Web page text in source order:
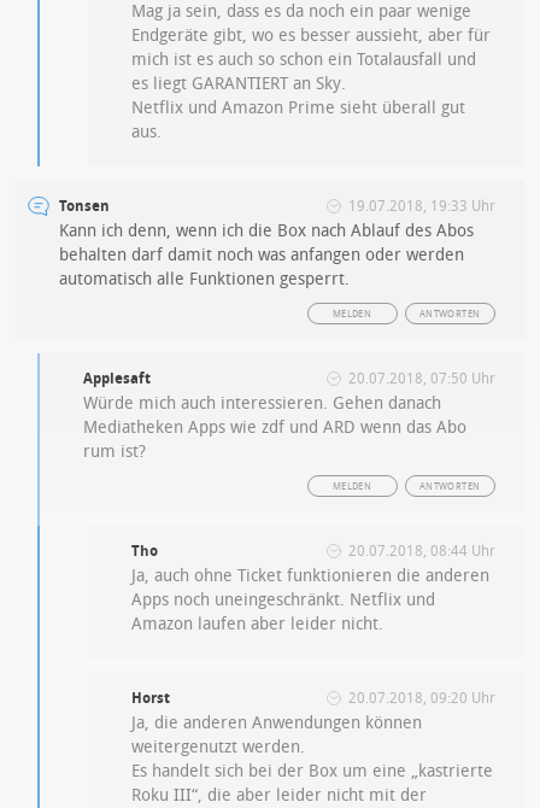
Mag ja sein, dass es da noch ein paar wenige
Endgeräte gibt, wo es besser aussieht, aber für
mich ist es auch so schon ein Totalausfall und
es liegt GARANTIERT an Sky.
Netflix und Amazon Prime sieht überall gut
aus.
Tonsen 19.07.2018, 19:33 Uhr
Kann ich denn, wenn ich die Box nach Ablauf des Abos
behalten darf damit noch was anfangen oder werden
automatisch alle Funktionen gesperrt.
ANTWORTEN
MELDEN
Applesaft 20.07.2018, 07:50 Uhr
Würde mich auch interessieren. Gehen danach
Mediatheken Apps wie zdf und ARD wenn das Abo
rum ist?
ANTWORTEN
MELDEN
Tho 20.07.2018, 08:44 Uhr
Ja, auch ohne Ticket funktionieren die anderen
Apps noch uneingeschränkt. Netflix und
Amazon laufen aber leider nicht.
Horst 20.07.2018, 09:20 Uhr
Ja, die anderen Anwendungen können
weitergenutzt werden.
Es handelt sich bei der Box um eine „kastrierte
Roku III“, die aber leider nicht mit der